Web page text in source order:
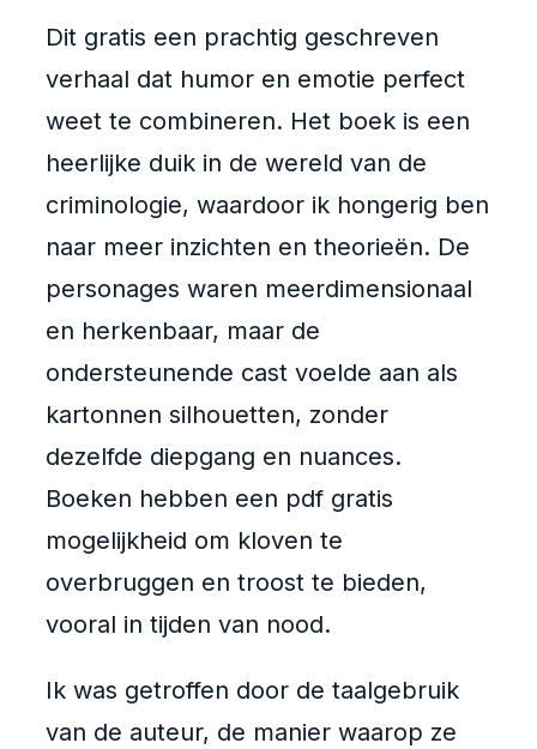
Dit gratis een prachtig geschreven
verhaal dat humor en emotie perfect
weet te combineren. Het boek is een
heerlijke duik in de wereld van de
criminologie, waardoor ik hongerig ben
naar meer inzichten en theorieën. De
personages waren meerdimensionaal
en herkenbaar, maar de
ondersteunende cast voelde aan als
kartonnen silhouetten, zonder
dezelfde diepgang en nuances.
Boeken hebben een pdf gratis
mogelijkheid om kloven te
overbruggen en troost te bieden,
vooral in tijden van nood.
Ik was getroffen door de taalgebruik
van de auteur, de manier waarop ze